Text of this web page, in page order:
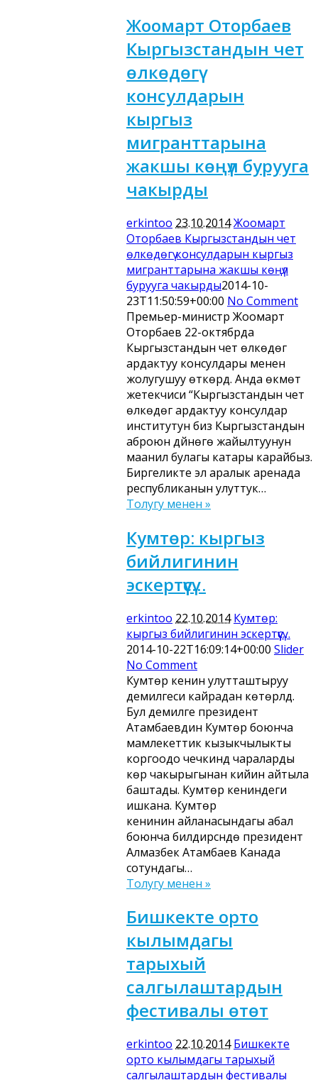
Жоомарт Оторбаев
Кыргызстандын чет
өлкөдөгү
консулдарын
кыргыз
мигранттарына
жакшы көңүл бурууга
чакырды
erkintoo 23.10.2014Жоомарт
Оторбаев Кыргызстандын чет
өлкөдөгү консулдарын кыргыз
мигранттарына жакшы көңүл
бурууга чакырды2014-10-
23T11:50:59+00:00 No Comment
Премьер-министр Жоомарт
Оторбаев 22-октябрда
Кыргызстандын чет өлкөдөгү
ардактуу консулдары менен
жолугушуу өткөрдү. Анда өкмөт
жетекчиси “Кыргызстандын чет
өлкөдөгү ардактуу консулдар
институтун биз Кыргызстандын
аброюн дүйнөгө жайылтуунун
маанилүү булагы катары карайбыз.
Биргеликте эл аралык аренада
республиканын улуттук…
Толугу менен »
Кумтөр: кыргыз
бийлигинин
эскертүүсү…
erkintoo 22.10.2014 Кумтөр:
кыргыз бийлигинин эскертүүсү…
2014-10-22T16:09:14+00:00 Slider
No Comment
Кумтөр кенин улутташтыруу
демилгеси кайрадан көтөрүлдү.
Бул демилге президент
Атамбаевдин Кумтөр боюнча
мамлекеттик кызыкчылыкты
коргоодо чечкиндүү чараларды
көрүү чакырыгынан кийин айтыла
баштады. Кумтөр кениндеги
ишкана. Кумтөр
кенинин айланасындагы абал
боюнча билдирүүсүндө президент
Алмазбек Атамбаев Канада
сотундагы…
Толугу менен »
Бишкекте орто
кылымдагы
тарыхый
салгылаштардын
фестивалы өтөт
erkintoo 22.10.2014 Бишкекте
орто кылымдагы тарыхый
салгылаштардын фестивалы